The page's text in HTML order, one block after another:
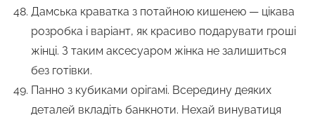
Дамська краватка з потайною кишенею — цікава
розробка і варіант, як красиво подарувати гроші
жінці. З таким аксесуаром жінка не залишиться
без готівки.
Панно з кубиками орігамі. Всередину деяких
деталей вкладіть банкноти. Нехай винуватиця